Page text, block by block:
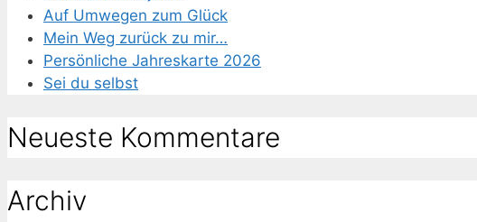
Auf Umwegen zum Glück
Mein Weg zurück zu mir…
Persönliche Jahreskarte 2026
Sei du selbst
Neueste Kommentare
Archiv